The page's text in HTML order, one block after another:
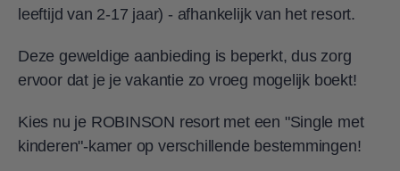
leeftijd van 2-17 jaar) - afhankelijk van het resort.
Deze geweldige aanbieding is beperkt, dus zorg
ervoor dat je je vakantie zo vroeg mogelijk boekt!
Kies nu je ROBINSON resort met een "Single met
kinderen"-kamer op verschillende bestemmingen!